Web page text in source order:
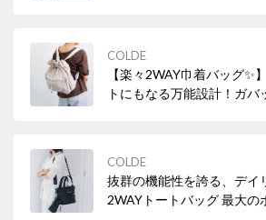
アウトドアスタイルを楽し
COLDE
【楽々2WAY巾着バッグ✨
トにもなる万能設計！ガバ
活躍◎
COLDE
抜群の機能性を誇る、デイ
2WAYトートバッグ 最大の